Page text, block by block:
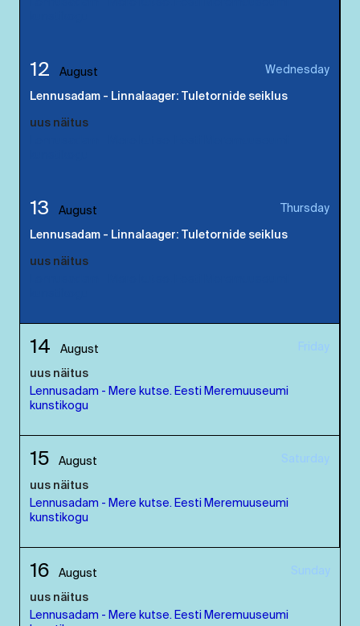
12 August Wednesday
Lennusadam - Linnalaager: Tuletornide seiklus
uus näitus
13 August Thursday
Lennusadam - Linnalaager: Tuletornide seiklus
uus näitus
14 August Friday
uus näitus
Lennusadam - Mere kutse. Eesti Meremuuseumi
kunstikogu
15 August Saturday
uus näitus
Lennusadam - Mere kutse. Eesti Meremuuseumi
kunstikogu
16 August Sunday
uus näitus
Lennusadam - Mere kutse. Eesti Meremuuseumi